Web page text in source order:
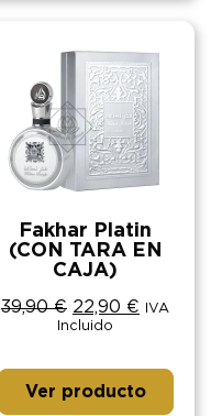
Fakhar Platin
(CON TARA EN
CAJA)
39,90€ 22,90 €
IVA
Incluido
Ver producto